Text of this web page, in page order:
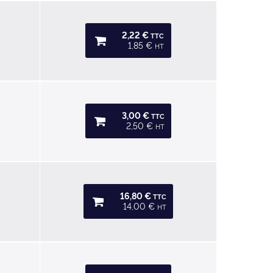
2,22 €TTC
1,85 € HT
3,00 € TTC
2,50 € HT
16,80 € TTC
14,00 € HT